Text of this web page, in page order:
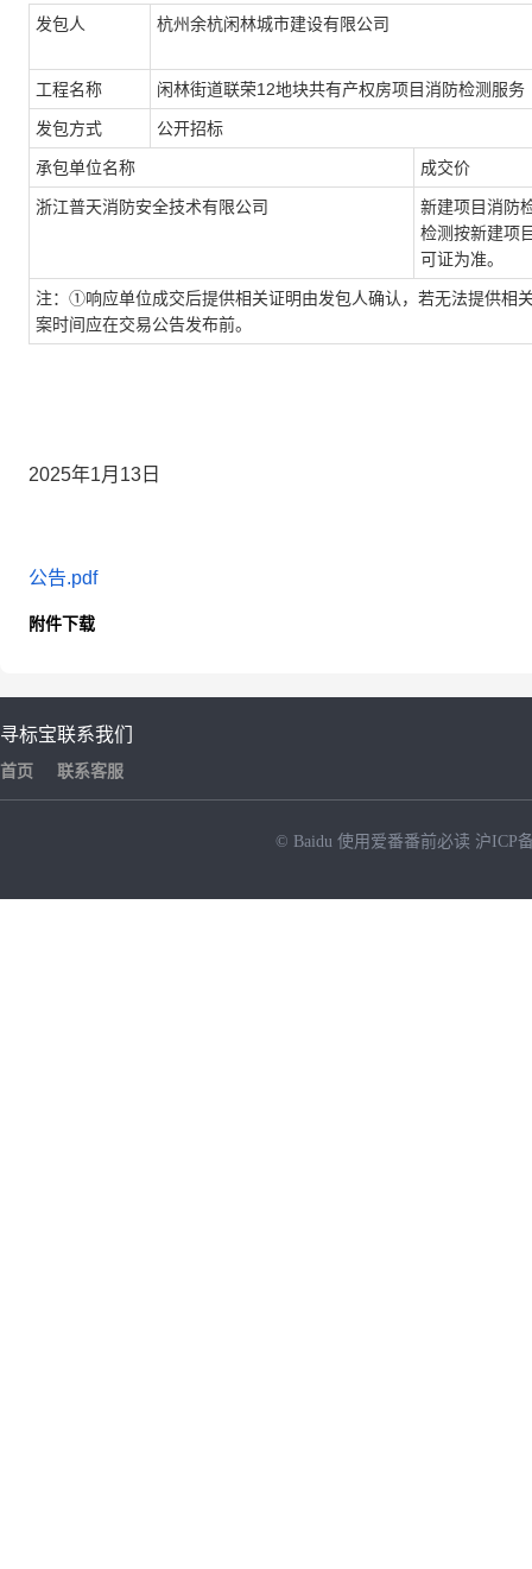
发包人 杭州余杭闲林城市建设有限公司
工程名称 闲林街道联荣12地块共有产权房项目消防检测服务
发包方式 公开招标
承包单位名称 成交价
浙江普天消防安全技术有限公司
新建项目消防
检测按新建项
可证为准。
注： ①响应单位成交后提供相关证明由发包人确认，若无法提供相
案时间应在交易公告发布前。
2025年1月 13 日
公告.pdf
附件下载
寻标宝
首页
联系我们
联系客服
© Baidu 使用爱番番前必读 沪ICP